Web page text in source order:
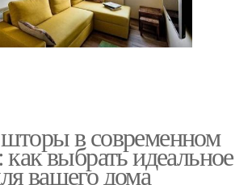
в современном
как выбрать идеальное
вашего дома